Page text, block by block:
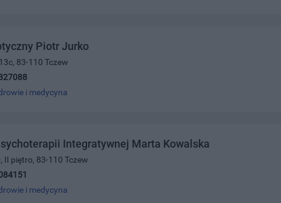
Piotr Jurko
83-110 Tczew
i medycyna
Integratywnej Marta Kowalska
II piętro, 83-110 Tczew
i medycyna